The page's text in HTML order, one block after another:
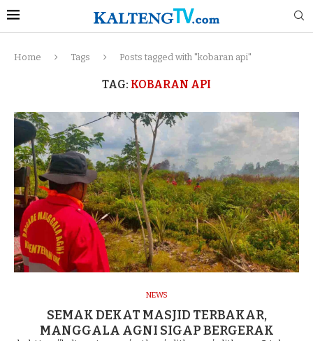
Home Tags Posts tagged with "kobaran api"
TAG: KOBARAN API
NEWS
SEMAK DEKAT MASJID TERBAKAR,
MANGGALA AGNI SIGAP BERGERAK